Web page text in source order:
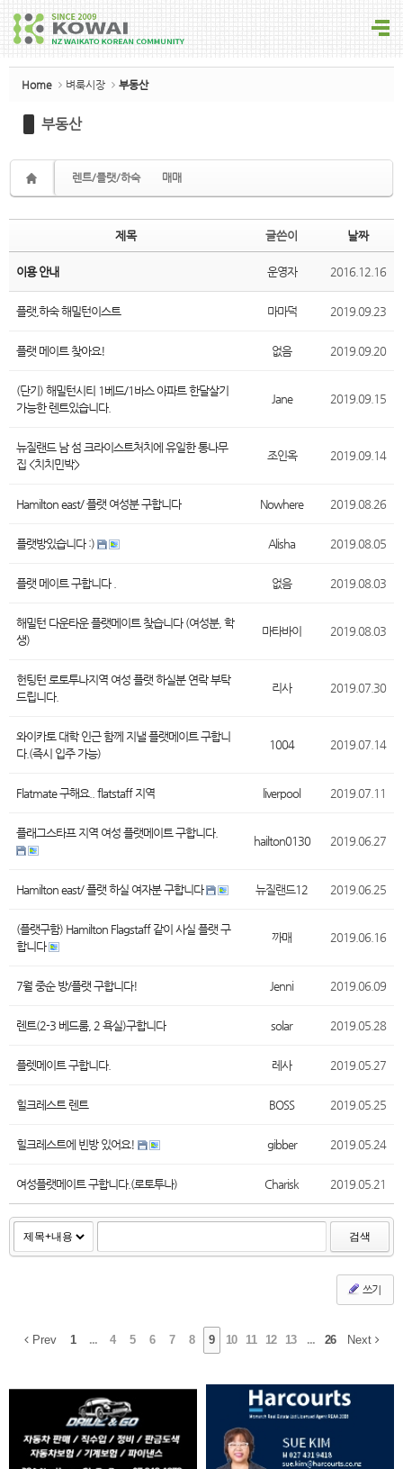
Home 벼룩시장 부동산
부동산
렌트/플랫/하숙 매매
제목 글쓴이 날짜
이용 안내 운영자 2016.12.16
플랫,하숙 해밀턴이스트 마마덕 2019.09.23
플랫 메이트 찾아요! 없음 2019.09.20
(단기) 해밀턴시티 1베드/1바스 아파트 한달살기
가능한 렌트있습니다.
Jane 2019.09.15
뉴질랜드 남 섬 크라이스트처치에 유일한 통나무
집 <치치민박>
조인옥 2019.09.14
Hamilton east/ 플랫 여성분 구합니다 Nowhere 2019.08.26
플랫방있습니다 :) Alisha 2019.08.05
플랫 메이트 구합니다 . 없음 2019.08.03
해밀턴 다운타운 플랫메이트 찾습니다 (여성분, 학
생)
마타바이 2019.08.03
헌팅턴 로토투나지역 여성 플랫 하실분 연락 부탁
드립니다.
리사 2019.07.30
와이카토 대학 인근 함께 지낼 플랫메이트 구합니
다.(즉시 입주 가능)
1004 2019.07.14
Flatmate 구해요.. flatstaff 지역 liverpool 2019.07.11
플래그스타프 지역 여성 플랫메이트 구합니다.
hailton0130 2019.06.27
Hamilton east/ 플랫 하실 여자분 구합니다 뉴질랜드12 2019.06.25
(플랫구함) Hamilton Flagstaff 같이 사실 플랫 구
합니다
까매 2019.06.16
7월 중순 방/플랫 구합니다! Jenni 2019.06.09
렌트(2-3 베드룸, 2 욕실)구합니다 solar 2019.05.28
플렛메이트 구합니다. 레사 2019.05.27
힐크레스트 렌트 BOSS 2019.05.25
힐크레스트에 빈방 있어요! gibber 2019.05.24
여성플랫메이트 구합니다.(로토투나) Charisk 2019.05.21
검색
쓰기
Prev 1 ... 4 5 6 7 8 9 10 11 12 13 ... 26 Next
Sketchbook5, 스케치북5
Sketchbook5, 스케치북5